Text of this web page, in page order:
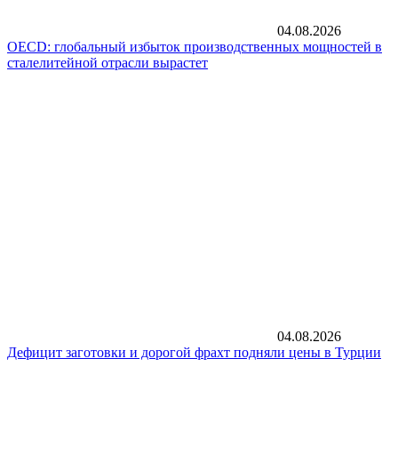
04.08.2026
OECD: глобальный избыток производственных мощностей в
сталелитейной отрасли вырастет
04.08.2026
Дефицит заготовки и дорогой фрахт подняли цены в Турции